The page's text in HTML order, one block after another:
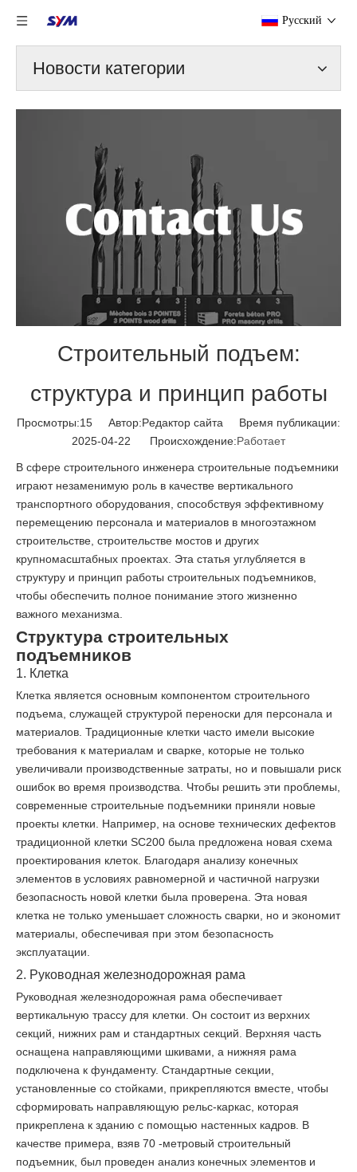
Pусский
Новости категории
Строительный подъем:
структура и принцип работы
Просмотры:15 Автор:Pедактор сайта Время публикации:
2025-04-22 Происхождение:Работает
В сфере строительного инженера строительные подъемники
играют незаменимую роль в качестве вертикального
транспортного оборудования, способствуя эффективному
перемещению персонала и материалов в многоэтажном
строительстве, строительстве мостов и других
крупномасштабных проектах. Эта статья углубляется в
структуру и принцип работы строительных подъемников,
чтобы обеспечить полное понимание этого жизненно
важного механизма.
Структура строительных
подъемников
1. Клетка
Клетка является основным компонентом строительного
подъема, служащей структурой переноски для персонала и
материалов. Традиционные клетки часто имели высокие
требования к материалам и сварке, которые не только
увеличивали производственные затраты, но и повышали риск
ошибок во время производства. Чтобы решить эти проблемы,
современные строительные подъемники приняли новые
проекты клетки. Например, на основе технических дефектов
традиционной клетки SC200 была предложена новая схема
проектирования клеток. Благодаря анализу конечных
элементов в условиях равномерной и частичной нагрузки
безопасность новой клетки была проверена. Эта новая
клетка не только уменьшает сложность сварки, но и экономит
материалы, обеспечивая при этом безопасность
эксплуатации.
2. Руководная железнодорожная рама
Руководная железнодорожная рама обеспечивает
вертикальную трассу для клетки. Он состоит из верхних
секций, нижних рам и стандартных секций. Верхняя часть
оснащена направляющими шкивами, а нижняя рама
подключена к фундаменту. Стандартные секции,
установленные со стойками, прикрепляются вместе, чтобы
сформировать направляющую рельс-каркас, которая
прикреплена к зданию с помощью настенных кадров. В
качестве примера, взяв 70 -метровый строительный
подъемник, был проведен анализ конечных элементов и